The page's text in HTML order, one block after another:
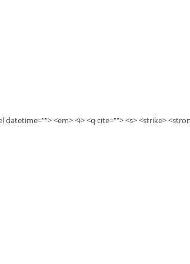
<em> <i> <q cite=""> <s> <strike>